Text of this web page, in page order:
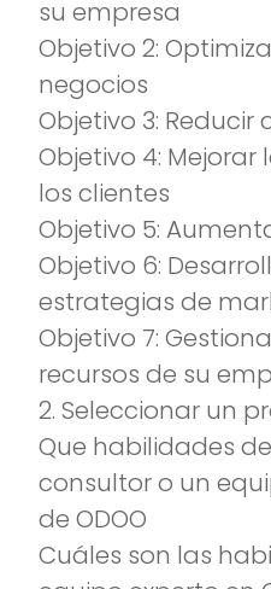
su empresa
Objetivo 2:
negocios
Objetivo 3: Reducir
Objetivo 4:
los clientes
Objetivo 5:
Objetivo 6:
estrategias de
Objetivo 7:
recursos de su
2. Seleccionar un
Que habilidades
consultor o un
de ODOO
Cuáles son las